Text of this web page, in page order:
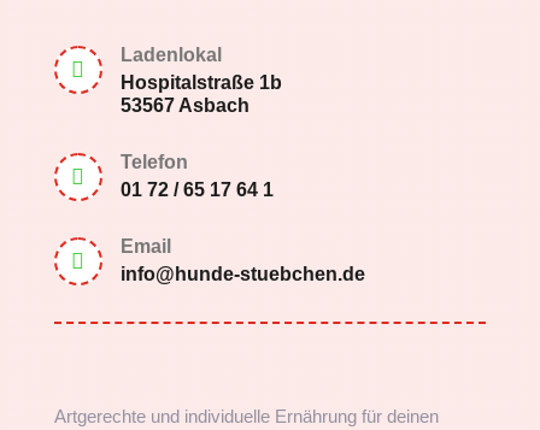

Ladenlokal
Hospitalstraße 1b
53567 Asbach

Telefon
01 72 / 65 17 64 1

Email
info@hunde-stuebchen.de
Artgerechte und individuelle Ernährung für deinen